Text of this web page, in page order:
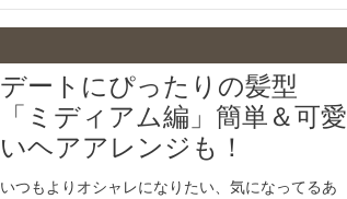
デートにぴったりの髪型
「ミディアム編」簡単＆可愛
いヘアアレンジも！
いつもよりオシャレになりたい、気になってるあ